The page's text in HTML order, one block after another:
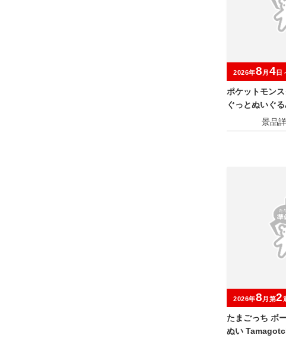
ポケットモン
ぐっとぬいぐ
2026年8 月 4日
たまごっち ボ
ぬい
2026年8 月第2